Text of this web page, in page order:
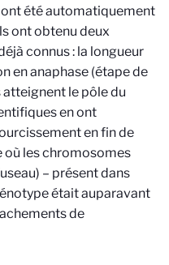
été automatiquement
ont obtenu deux
connus : la longueur
en anaphase (étape de
le pôle du
en ont
en fin de
où les chromosomes
– présent dans
était auparavant
de